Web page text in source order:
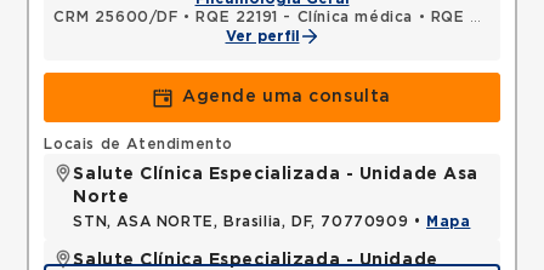
CRM 25600/DF • RQE 22191 - Clínica médica •
RQE 25493 - Pneumologia
Ver perfil
Agende uma consulta
Locais de Atendimento
Salute Clínica Especializada - Unidade Asa
Norte
STN, ASA NORTE, Brasilia, DF, 70770909 • Mapa
Salute Clínica Especializada - Unidade